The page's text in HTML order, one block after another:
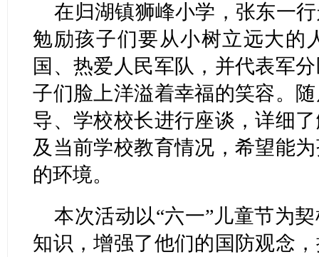
在归湖镇狮峰小学，张东一
勉励孩子们要从小树立远大的
国、热爱人民军队，并代表军
子们脸上洋溢着幸福的笑容。
导、学校校长进行座谈，详细
及当前学校教育情况，希望能
的环境。
本次活动以“六一”儿童节为
知识，增强了他们的国防观念